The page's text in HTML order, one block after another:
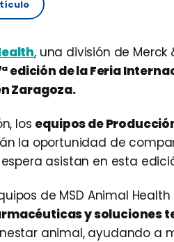
, una división de Merck
edición de la Feria
Zaragoza.
los equipos de
la oportunidad de
asistan en esta
de MSD Animal
y soluciones
animal, ayudando a